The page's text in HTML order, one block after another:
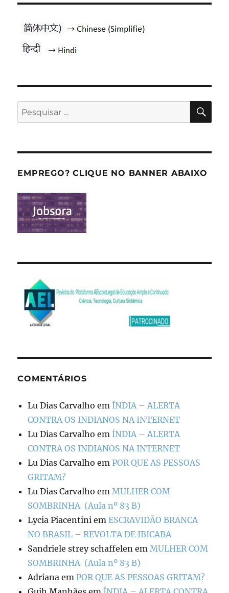
Pesquisar
por:
EMPREGO? CLIQUE NO BANNER ABAIXO
COMENTÁRIOS
Lu Dias Carvalho em ÍNDIA – ALERTA
CONTRA OS INDIANOS NA INTERNET
Lu Dias Carvalho em ÍNDIA – ALERTA
CONTRA OS INDIANOS NA INTERNET
Lu Dias Carvalho em POR QUE AS PESSOAS
GRITAM?
Lu Dias Carvalho em MULHER COM
SOMBRINHA (Aula nº 83 B)
Lycia Piacentini emESCRAVIDÃO BRANCA
NO BRASIL – REVOLTA DE IBICABA
Sandriele strey schaffelen em MULHER COM
SOMBRINHA (Aula nº 83 B)
Adriana em POR QUE AS PESSOAS GRITAM?